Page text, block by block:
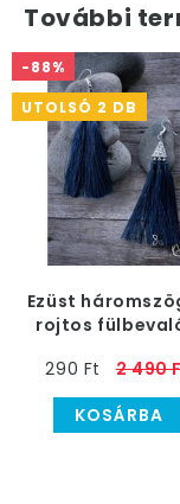
További
-88%
UTOLSÓ 2 DB
Ezüst
rojtos
290 Ft
2 490
KOSÁRBA